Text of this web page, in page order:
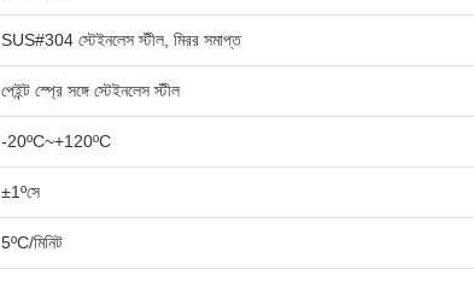
SUS#304 স্টেইনলেস স্টীল, মিরর সমাপ্ত
পেইন্ট স্প্রে সঙ্গে স্টেইনলেস স্টীল
-20ºC~+120ºC
±1ºসে
5ºC/মিনিট